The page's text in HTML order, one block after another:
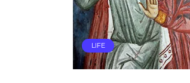
LIFE